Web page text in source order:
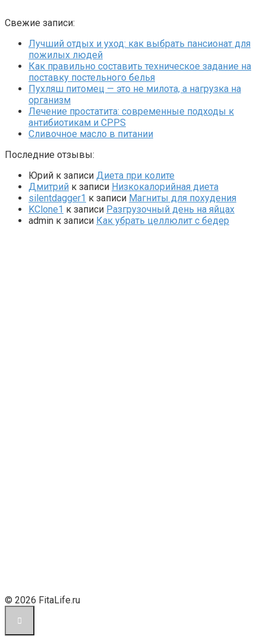
Свежие записи:
Лучший отдых и уход: как выбрать пансионат для
пожилых людей
Как правильно составить техническое задание на
поставку постельного белья
Пухляш питомец — это не милота, а нагрузка на
организм
Лечение простатита: современные подходы к
антибиотикам и CPPS
Сливочное масло в питании
Последние отзывы:
Юрий к записи Диета при колите
Дмитрий к записи Низкокалорийная диета
silentdagger1 к записи Магниты для похудения
KClone1 к записи Разгрузочный день на яйцах
admin к записи Как убрать целлюлит с бедер
© 2026 FitaLife.ru